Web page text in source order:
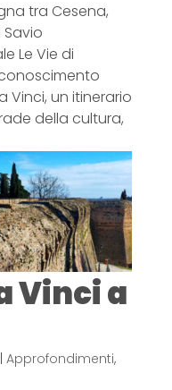
tra Cesena,
Le Vie di
Vinci, un itinerario
della cultura,
Vinci a
| Approfondimenti,